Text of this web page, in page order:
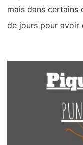
mais dans certains
de jours pour avoir